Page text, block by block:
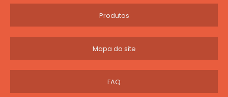
Produtos
Mapa do site
FAQ